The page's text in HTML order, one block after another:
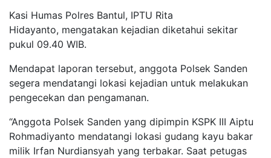
Kasi Humas Polres Bantul, IPTU Rita
Hidayanto, mengatakan kejadian diketahui sekitar
pukul 09.40 WIB.
Mendapat laporan tersebut, anggota Polsek Sanden
segera mendatangi lokasi kejadian untuk melakukan
pengecekan dan pengamanan.
“Anggota Polsek Sanden yang dipimpin KSPK III Aiptu
Rohmadiyanto mendatangi lokasi gudang kayu bakar
milik Irfan Nurdiansyah yang terbakar. Saat petugas